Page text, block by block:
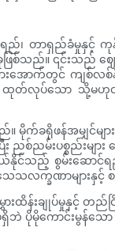
ည်၊ တာရှည်ခံမှုနှင့်
။ ၎င်းသည် ဈေး
ောက်တွင် ကျစ်လစ်
တ်လုပ်သော သို့မဟုတ်
န်အမျှင်များသည်
း ညစ်ညမ်းပစ္စည်း
င်သည့် စွမ်းဆောင်ရ
ေသလက္ခဏာများ
ျုပ်မှုနှင့် တည်ငြိမ်မှု
ရှိဘဲ ပိုမိုကောင်းမွန်